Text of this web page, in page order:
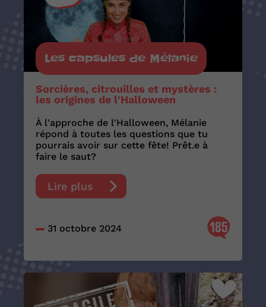
Les capsules de Mélanie
Sorcières, citrouilles et mystères :
les origines de l'Halloween
À l'approche de l'Halloween, Mélanie
répond à toutes les questions que tu
pourrais avoir sur cette fête! Prêt.e à
faire le saut?
Lire plus
31 octobre 2024 185